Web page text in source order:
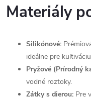
á
Materiály
Silikónové:
ideálne pre
Pryžové (Prírodný
vodné roztoky.
Zátky s dierou: Pre